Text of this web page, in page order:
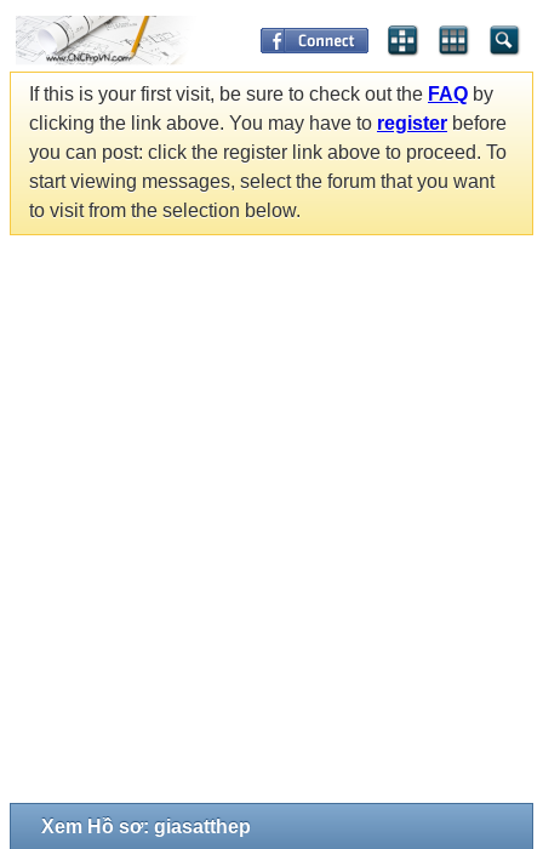
If this is your first visit, be sure to check out the FAQ by
clicking the link above. You may have to register before
you can post: click the register link above to proceed. To
start viewing messages, select the forum that you want
to visit from the selection below.
Xem Hồ sơ: giasatthep